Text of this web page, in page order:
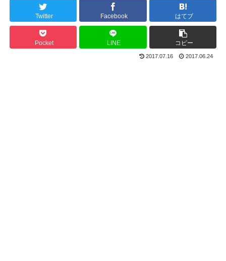
Twitter Facebook はてブ
Pocket LINE コピー
2017.07.16 2017.06.24